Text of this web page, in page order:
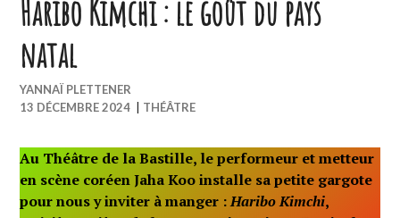
Haribo Kimchi : le goût du pays
natal
YANNAÏ PLETTENER
13 DÉCEMBRE 2024
THÉÂTRE
Au Théâtre de la Bastille, le performeur et metteur
en scène coréen Jaha Koo installe sa petite gargote
pour nous y inviter à manger :Haribo Kimchi,